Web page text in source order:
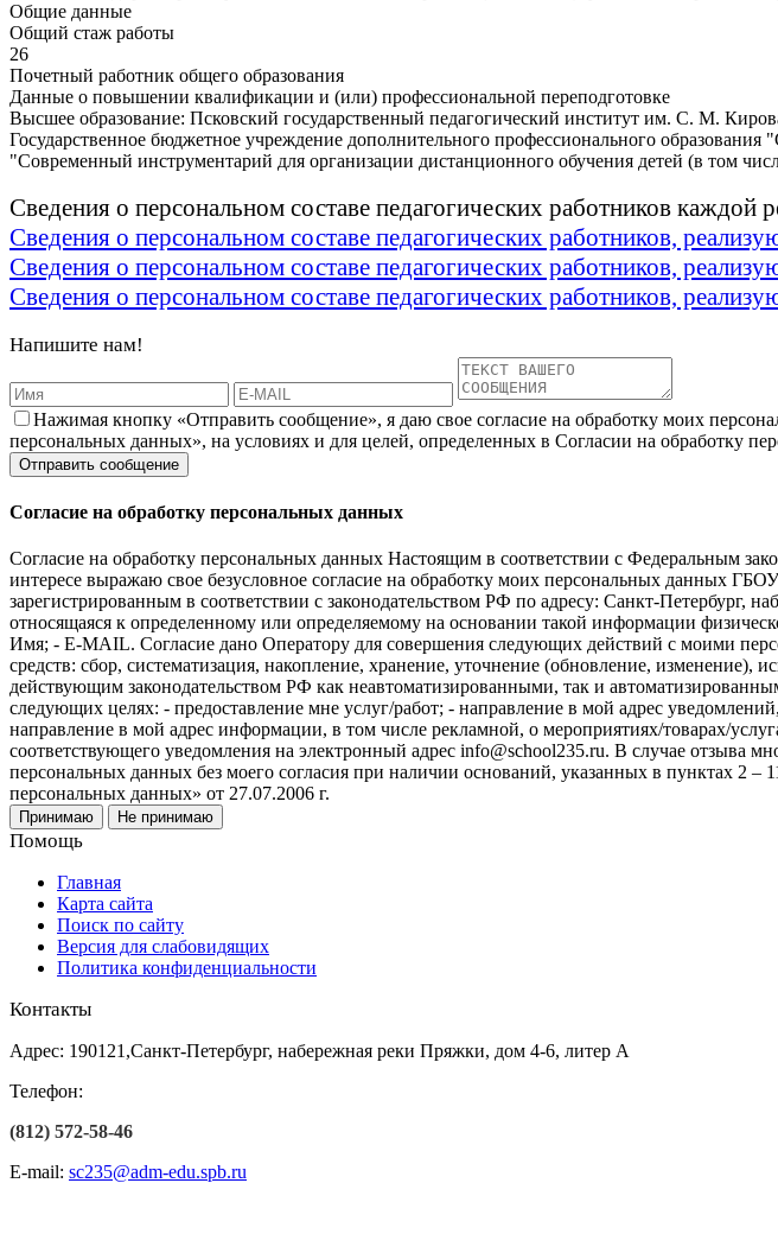
Общие данные
Общий стаж работы
26
Почетный работник общего образования
Данные о повышении квалификации и (или) профессиональной переподготовке
Высшее образование: Псковский государственный педагогический институт им. С. М.
Государственное бюджетное учреждение дополнительного профессионального
"Современный инструментарий для организации дистанционного обучения детей (в том
Сведения о персональном составе педагогических работников каждой
Сведения о персональном составе педагогических работников,
Сведения о персональном составе педагогических работников,
Сведения о персональном составе педагогических работников,
Напишите нам!
Нажимая кнопку «Отправить сообщение», я даю свое согласие на обработку моих
персональных данных», на условиях и для целей, определенных в Согласии на обработку
Согласие на обработку персональных данных
Согласие на обработку персональных данных Настоящим в соответствии с Федеральным
интересе выражаю свое безусловное согласие на обработку моих персональных данных
зарегистрированным в соответствии с законодательством РФ по адресу: Санкт-
относящаяся к определенному или определяемому на основании такой информации
Имя; - E-MAIL. Согласие дано Оператору для совершения следующих действий с моими
средств: сбор, систематизация, накопление, хранение, уточнение (обновление,
действующим законодательством РФ как неавтоматизированными, так и
следующих целях: - предоставление мне услуг/работ; - направление в мой адрес
направление в мой адрес информации, в том числе рекламной, о мероприятиях/товарах/
соответствующего уведомления на электронный адрес info@school235.ru. В случае отзыва
персональных данных без моего согласия при наличии оснований, указанных в пунктах 2 –
персональных данных» от 27.07.2006 г.
Принимаю Не принимаю
Помощь
Главная
Карта сайта
Поиск по сайту
Версия для слабовидящих
Политика конфиденциальности
Контакты
Адрес: 190121,Санкт-Петербург, набережная реки Пряжки, дом 4-6, литер А
Телефон:
(812) 572-58-46
E-mail: sc235@adm-edu.spb.ru